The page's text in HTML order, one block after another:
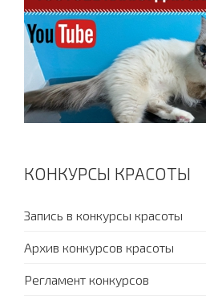
КОНКУРСЫ КРАСОТЫ
Запись в конкурсы красоты
Архив конкурсов красоты
Регламент конкурсов